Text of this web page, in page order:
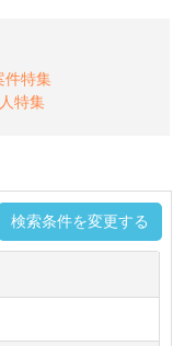
件特集
特集
検索条件を変更する